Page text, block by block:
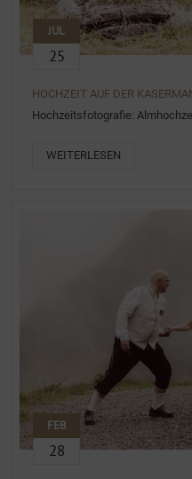
JUL
25
HOCHZEIT AUF DER
Hochzeitsfotografie:
WEITERLESEN
FEB
28